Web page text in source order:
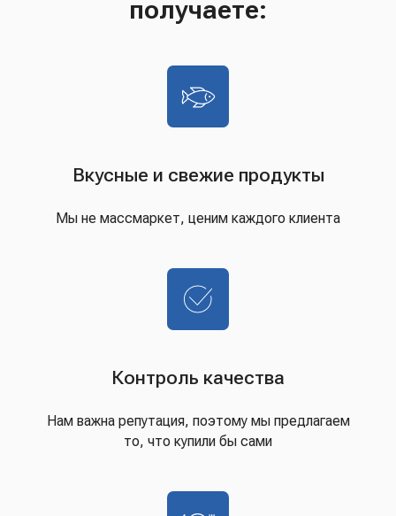
получаете:
Вкусные и свежие продукты
Мы не массмаркет, ценим каждого клиента
Контроль качества
Нам важна репутация, поэтому мы предлагаем
то, что купили бы сами